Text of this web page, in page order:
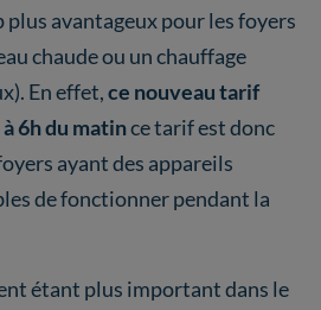
plus avantageux pour les foyers
chaude ou un chauffage
En effet,ce nouveau tarif
6h du matince tarif est donc
ayant des appareils
de fonctionner pendant la
étant plus important dans le